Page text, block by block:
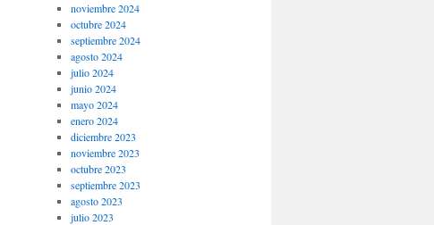
noviembre 2024
octubre 2024
septiembre 2024
agosto 2024
julio 2024
junio 2024
mayo 2024
enero 2024
diciembre 2023
noviembre 2023
octubre 2023
septiembre 2023
agosto 2023
julio 2023